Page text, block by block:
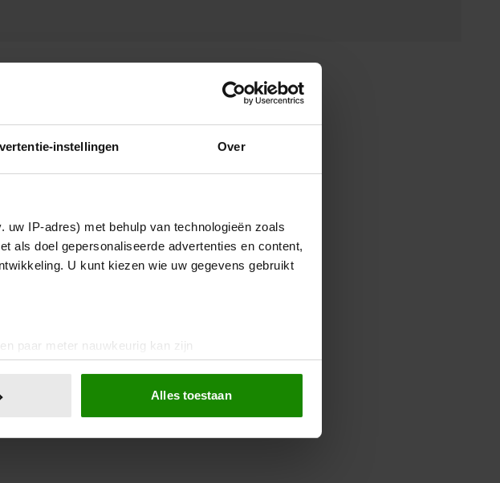
instellingen Over
uw IP-adres) met behulp van technologieën zoals
als doel gepersonaliseerde advertenties en content,
U kunt kiezen wie uw gegevens gebruikt
paar meter nauwkeurig kan zijn
eigenschappen (fingerprinting)
functies voor social media te bieden en om ons
Alles toestaan